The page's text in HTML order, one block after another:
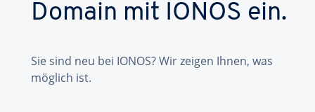
Domain mit IONOS ein.
Sie sind neu bei IONOS? Wir zeigen Ihnen, was
möglich ist.